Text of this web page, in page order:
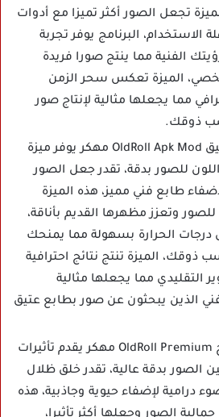
تجعل الصور أكثر تميزا مع أدوات
البرنامج يوفر تجربة
الفنية مما ينتج صورا فريدة
الميزة تعكس سحر الزمن
مما يجعلها مثالية لإنتاج صور
ذوقك.
تطبيق OldRoll Apk Mod مهكر يوفر ميزة
للصور بدقة، تقدر جعل الصور
طابع فني مميز، هذه الميزة
وتعزز مظهرها القديم بأناقة،
درجات الحرارة بسهولة مما يمنحك
ذوقك، الميزة تنتج نتائج احترافية
مما يجعلها مثالية
الذين يبحثون عن صور بطابع عتيق
برنامج OldRoll Premium مهكر يقدم تأثيرات
بدقة عالية، تقدر خلق ظلال
درامية لإضفاء حيوية وجاذبية، هذه
جمالية الصور وجعلها أكثر تأثيرا،